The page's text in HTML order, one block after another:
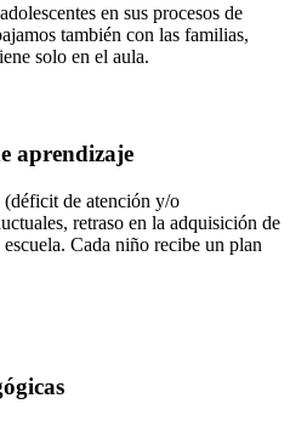
en sus procesos de
también con las familias,
solo en el aula.
aprendizaje
de atención y/o
retraso en la adquisición de
Cada niño recibe un plan